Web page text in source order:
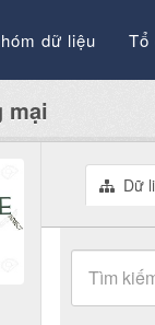
dữ liệu Tổ
mại
Dữ